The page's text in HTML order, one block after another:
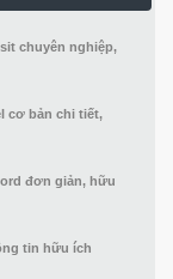
chuyên nghiệp,
cơ bản chi tiết,
đơn giản, hữu
tin hữu ích